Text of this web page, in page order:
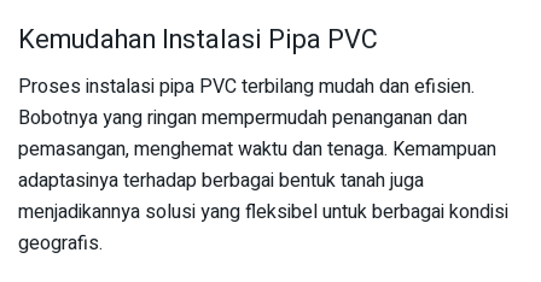
Kemudahan Instalasi Pipa PVC
Proses instalasi pipa PVC terbilang mudah dan efisien.
Bobotnya yang ringan mempermudah penanganan dan
pemasangan, menghemat waktu dan tenaga. Kemampuan
adaptasinya terhadap berbagai bentuk tanah juga
menjadikannya solusi yang fleksibel untuk berbagai kondisi
geografis.